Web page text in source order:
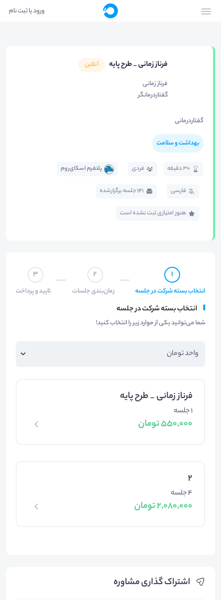
ورود یا ثبت نام
فرناز زمانی _ طرح پایه آنلاین
فرناز زمانی
گفتاردرمانگر
گفتاردرمانی
بهداشت و سلامت
30 دقیقه فردی پلتفرم اسکای‌روم
فارسی 141 جلسه برگزار‌شده
هنوز امتیازی ثبت نشده است
1
انتخاب بسته شرکت در جلسه
2
زمان‌بندی جلسات
3
تایید و پرداخت
انتخاب بسته شرکت در جلسه
شما می‌توانید یکی از موارد زیر را انتخاب کنید!
فرناز زمانی _ طرح پایه
1 جلسه
550,000 تومان
2
4 جلسه
2,080,000 تومان
اشتراک گذاری مشاوره